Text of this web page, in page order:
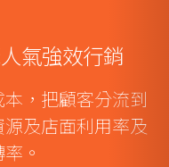
氣強效行銷
，把顧客分流到
及店面利用率及
。